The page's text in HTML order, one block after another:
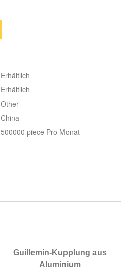
Erhältlich
Erhältlich
Other
China
500000 piece Pro Monat